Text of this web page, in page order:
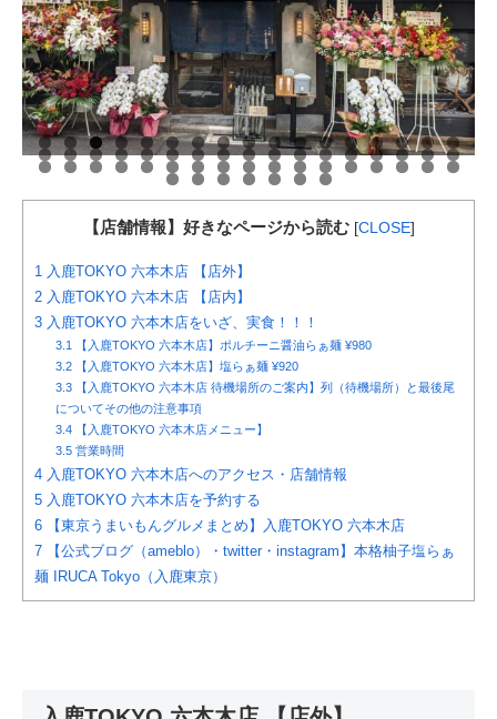
【店舗情報】好きなページから読む [CLOSE]
1 入鹿TOKYO 六本木店 【店外】
2 入鹿TOKYO 六本木店 【店内】
3 入鹿TOKYO 六本木店をいざ、実食！！！
3.1
【入鹿TOKYO 六本木店】ポルチーニ醤油らぁ麺 ¥980
3.2 【入鹿TOKYO 六本木店】塩らぁ麺 ¥920
3.3 【入鹿TOKYO 六本木店 待機場所のご案内】列（待機場所）と最後尾
についてその他の注意事項
3.4 【入鹿TOKYO 六本木店メニュー】
3.5 営業時間
4 入鹿TOKYO 六本木店へのアクセス・店舗情報
5 入鹿TOKYO 六本木店を予約する
6 【東京うまいもんグルメまとめ】入鹿TOKYO 六本木店
7 【公式ブログ（ameblo）・twitter・instagram】本格柚子塩らぁ
麺 IRUCA Tokyo（入鹿東京）